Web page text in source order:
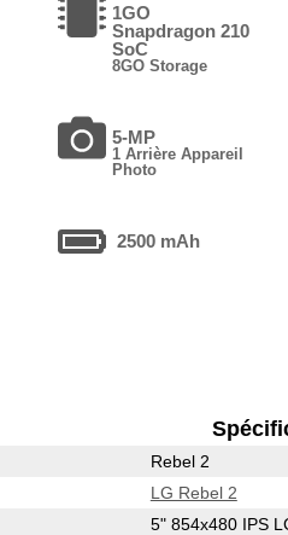
1GO
Snapdragon 210
SoC
8GO Storage
5-MP
1 Arrière Appareil
Photo
2500 mAh
Rebel 2
LG Rebel 2
5" 854x480 IPS